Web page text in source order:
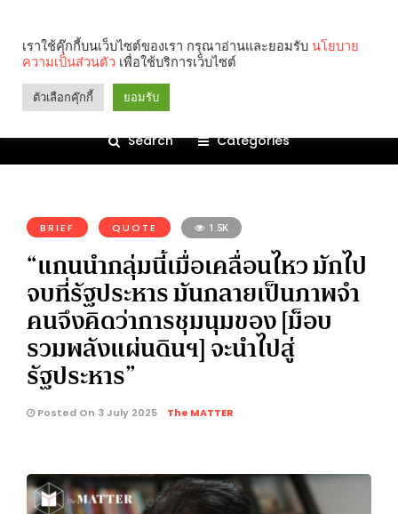
Search Categories
BRIEF QUOTE 1.5K
“แกนนำกลุ่มนี้เมื่อเคลื่อนไหว มักไป
จบที่รัฐประหาร มันกลายเป็นภาพจำ
คนจึงคิดว่าการชุมนุมของ [ม็อบ
รวมพลังแผ่นดินฯ] จะนำไปสู่
รัฐประหาร”
Posted On 3 July 2025 The MATTER
เราใช้คุ๊กกี้บนเว็บไซต์ของเรา กรุณาอ่านและยอมรับ นโยบาย
ความเป็นส่วนตัว เพื่อใช้บริการเว็บไซต์
ตัวเลือกคุ๊กกี้ ยอมรับ